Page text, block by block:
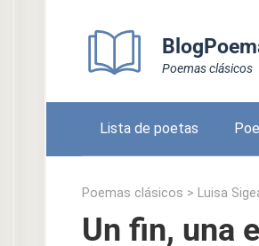
Poemas clásicos
Lista de poetas
Poemas clásicos > Luisa
Un fin, una